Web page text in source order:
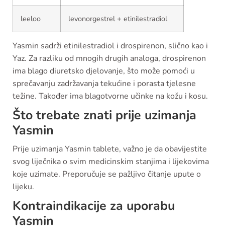
leeloo levonorgestrel + etinilestradiol
Yasmin sadrži etinilestradiol i drospirenon, slično kao i
Yaz. Za razliku od mnogih drugih analoga, drospirenon
ima blago diuretsko djelovanje, što može pomoći u
sprečavanju zadržavanja tekućine i porasta tjelesne
težine. Također ima blagotvorne učinke na kožu i kosu.
Što trebate znati prije uzimanja
Yasmin
Prije uzimanja Yasmin tablete, važno je da obavijestite
svog liječnika o svim medicinskim stanjima i lijekovima
koje uzimate. Preporučuje se pažljivo čitanje upute o
lijeku.
Kontraindikacije za uporabu
Yasmin